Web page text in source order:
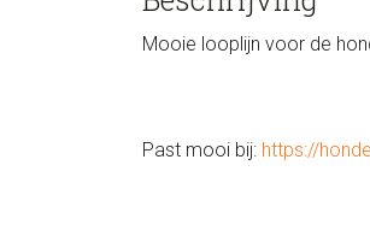
Mooie looplijn voor de
Past mooi bij: https://